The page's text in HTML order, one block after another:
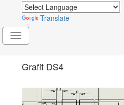
Toggle
navigation
Translate
Grafit DS4